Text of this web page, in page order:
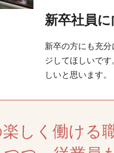
新卒社員
新卒の方にも充
ジしてほしいで
しいと思います。
しく働ける